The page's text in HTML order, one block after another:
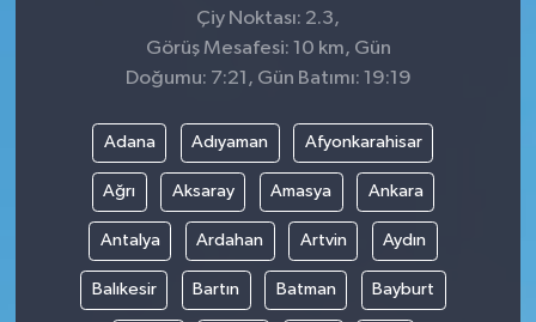
Çiy Noktası: 2.3,
Görüş Mesafesi: 10 km, Gün
Doğumu: 7:21, Gün Batımı: 19:19
Adana Adıyaman Afyonkarahisar
Ağrı Aksaray Amasya Ankara
Antalya Ardahan Artvin Aydın
Balıkesir Bartın Batman Bayburt